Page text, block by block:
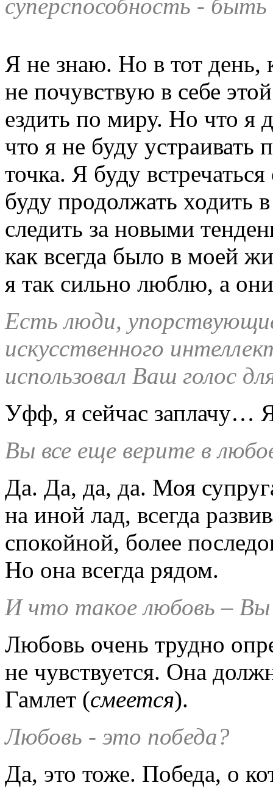
суперспособность -
Я не знаю. Но в тот день,
не почувствую в себе
ездить по миру. Но что я
что я не буду
точка. Я буду
буду продолжать ходить
следить за новыми
как всегда было в моей
я так сильно люблю, а
Есть люди,
искусственного
использовал Ваш голос
Уфф, я сейчас заплачу…
Вы все еще верите в
Да. Да, да, да. Моя
на иной лад, всегда
спокойной, более
Но она всегда рядом.
Ичто такое любовь – Вы
Любовь очень трудно
не чувствуется. Она
Гамлет (смеется).
Любовь - это победа?
Да, это тоже. Победа, о